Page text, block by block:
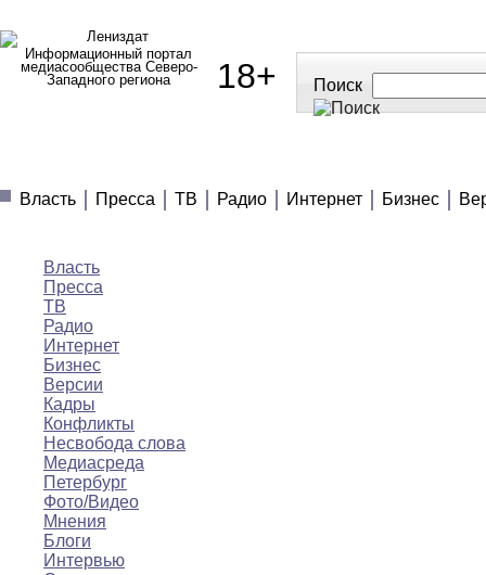
Информационный портал
медиасообщества Северо-
Западного региона
18+ Поиск
Власть
Пресса ТВ Радио Интернет Бизнес
Власть
Пресса
ТВ
Радио
Интернет
Бизнес
Версии
Кадры
Конфликты
Несвобода слова
Медиасреда
Петербург
Фото/Видео
Мнения
Блоги
Интервью